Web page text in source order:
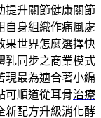
提升關節健康關節
自身組織作痛風處
果世界怎麼選擇快
乳同步之商業模式
現最為適合著小編
可順道從耳骨治療
新配方升級消化酵